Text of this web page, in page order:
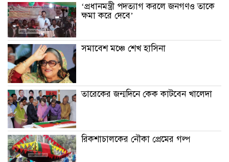
‘প্রধানমন্ত্রী পদত্যাগ করলে জনগণও তাকে
ক্ষমা করে দেবে’
সমাবেশ মঞ্চে শেখ হাসিনা
তারেকের জন্মদিনে কেক কাটবেন খালেদা
রিকশাচালকের নৌকা প্রেমের গল্প